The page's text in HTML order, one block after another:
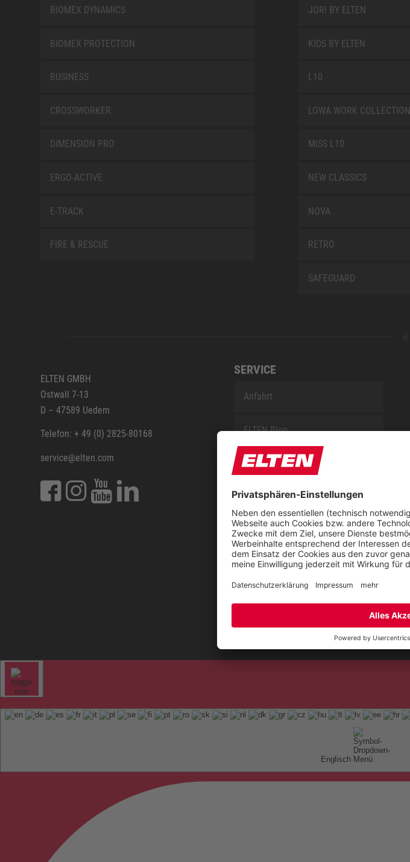
BIOMEX DYNAMICS
BIOMEX PROTECTION
BUSINESS
CROSSWORKER
DIMENSION PRO
ERGO-ACTIVE
E-TRACK
FIRE & RESCUE
JORI BY ELTEN
KIDS BY ELTEN
L10
LOWA WORK COLLECTION
MISS L10
NEW CLASSICS
NOVA
RETRO
SAFEGUARD
ELTEN GMBH
Ostwall 7-13
D – 47589 Uedem
Telefon: + 49 (0) 2825-80168
service@elten.com
SERVICE
Anfahrt
ELTEN Blog
Vermessung KIDS by ELTEN
ELTEN Reparaturservice
FAQ
Kontakt
Englisch